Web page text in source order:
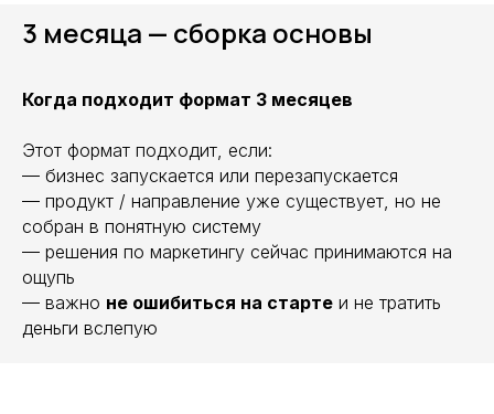
3 месяца — сборка основы
Когда подходит формат 3 месяцев
Этот формат подходит, если:
— бизнес запускается или перезапускается
— продукт / направление уже существует, но не
собран в понятную систему
— решения по маркетингу сейчас принимаются на
ощупь
— важно не ошибиться на старте и не тратить
деньги вслепую